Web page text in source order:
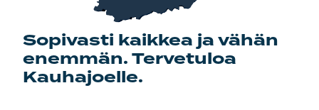
Sopivasti kaikkea ja vähän
enemmän. Tervetuloa
Kauhajoelle.